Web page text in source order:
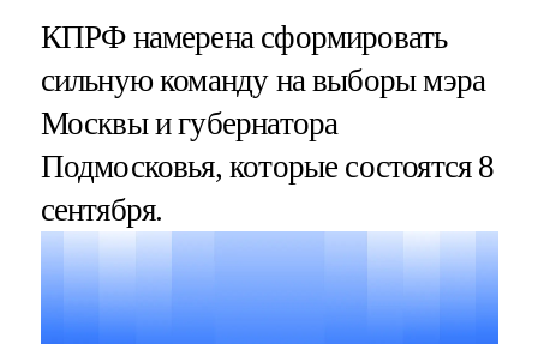
КПРФ намерена сформировать
сильную команду на выборы мэра
Москвы и губернатора
Подмосковья, которые состоятся 8
сентября.